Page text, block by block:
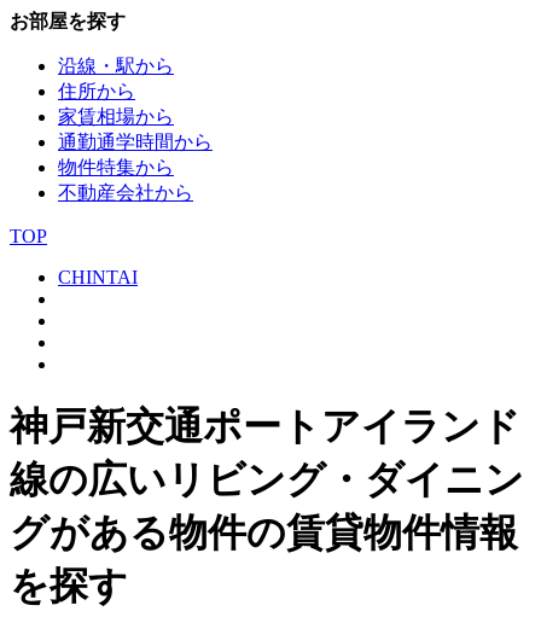
お部屋を探す
沿線・駅から
住所から
家賃相場から
通勤通学時間から
物件特集から
不動産会社から
TOP
CHINTAI
神戸新交通ポートアイランド
線の広いリビング・ダイニン
グがある物件の賃貸物件情報
を探す